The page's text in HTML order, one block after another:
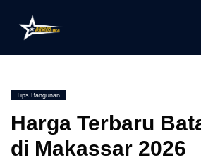
content
Tips Bangunan
Harga Terbaru
di Makassar 2026